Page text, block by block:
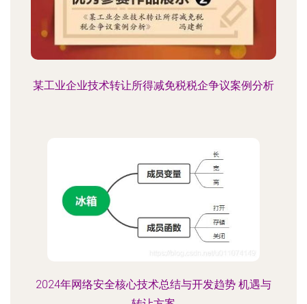
某工业企业技术转让所得减免税税企争议案例分析
2024年网络安全核心技术总结与开发趋势 机遇与